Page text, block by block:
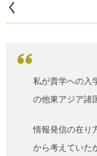
く
私が貴学への入
の他東アジア諸
情報発信の在り
から考えていた